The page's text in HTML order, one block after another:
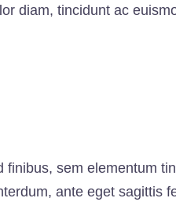
diam, tincidunt ac
sem elementum
ante eget sagittis